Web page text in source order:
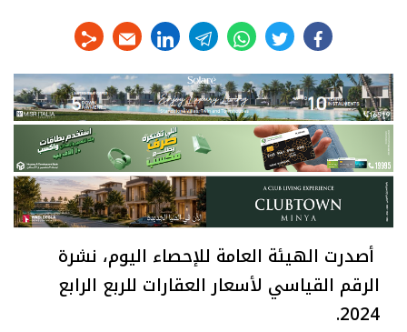
facebook
twitter
whats
telegram
linkedin
أصدرت الهيئة العامة للإحصاء اليوم، نشرة
الرقم القياسي لأسعار العقارات للربع الرابع
2024.